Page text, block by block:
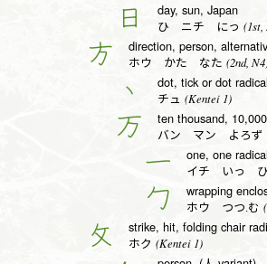
日 day, sun, Japan
ひ ニチ にっ (1st,
方 direction, person,
ホウ かた なた (2nd,
丶 dot, tick or dot
チュ (Kentei 1)
万 ten thousand, 10,000
バン マン よろず
一 one, one
イチ いっ
勹 ホウ つつ.む
攵 strike, hit, folding chair
ホク (Kentei 1)